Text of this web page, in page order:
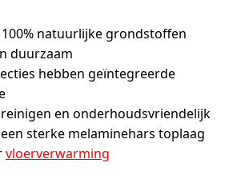
natuurlijke grondstoffen
duurzaam
hebben geïntegreerde
en onderhoudsvriendelijk
sterke melaminehars toplaag
vloerverwarming